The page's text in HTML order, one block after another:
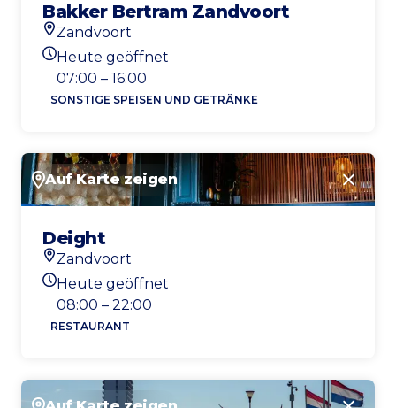
Bakker Bertram Zandvoort
Standort
Zandvoort
Heutigen Öffnungszeiten
Heute geöffnet
07:00 – 16:00
SONSTIGE SPEISEN UND GETRÄNKE
Auf Karte zeigen
Deight
Standort
Zandvoort
Heutigen Öffnungszeiten
Heute geöffnet
08:00 – 22:00
RESTAURANT